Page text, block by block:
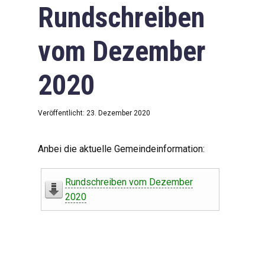
Rundschreiben
vom Dezember
2020
Veröffentlicht: 23. Dezember 2020
Anbei die aktuelle Gemeindeinformation:
Rundschreiben vom Dezember
2020